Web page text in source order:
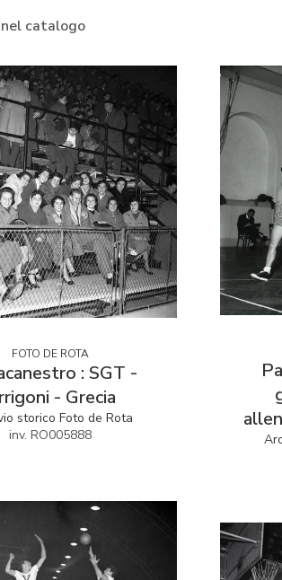
catalogo
FOTO DE ROTA
: SGT -
- Grecia
storico Foto de Rota
inv. RO005888